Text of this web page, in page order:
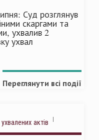
Суд розглянув
скаргами та
ухвалив 2
ухвал
Переглянути всі події
актів